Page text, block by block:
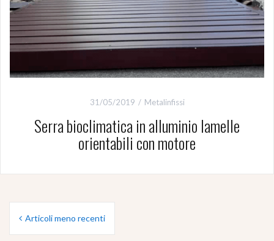
31/05/2019 Metalinfissi
Serra bioclimatica in alluminio lamelle
orientabili con motore
Navigazione
Articoli meno recenti